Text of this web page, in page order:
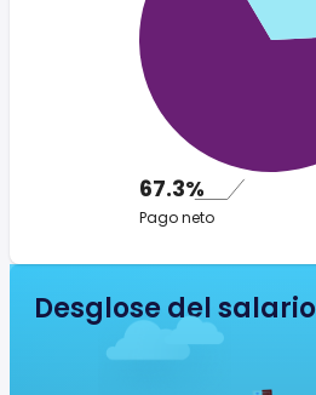
67.3%
Pago neto
Desglose del salario